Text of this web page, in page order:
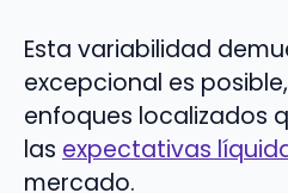
Esta variabilidad
excepcional es
enfoques localizados
las expectativas
mercado.